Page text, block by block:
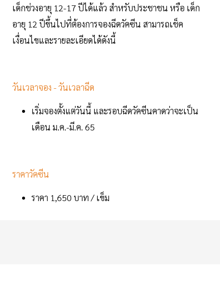
เด็กช่วงอายุ 12-17 ปีได้แล้ว สำหรับประชาชน หรือ เด็ก
อายุ 12 ปีขึ้นไปที่ต้องการจองฉีดวัคซีน สามารถเช็ค
เงื่อนไขและรายละเอียดได้ดังนี้
วันเวลาจอง - วันเวลาฉีด
เริ่มจองตั้งแต่วันนี้ และรอบฉีดวัคซีนคาดว่าจะเป็น
เดือน ม.ค.-มี.ค. 65
ราคาวัคซีน
ราคา 1,650 บาท / เข็ม